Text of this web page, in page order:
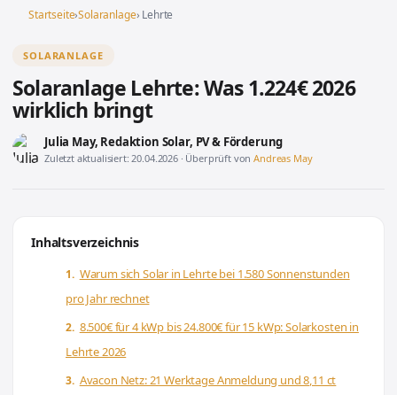
Startseite›Solaranlage› Lehrte
SOLARANLAGE
Solaranlage Lehrte: Was 1.224€ 2026
wirklich bringt
Julia May, Redaktion Solar, PV & Förderung
Zuletzt aktualisiert: 20.04.2026 · Überprüft vonAndreas May
Inhaltsverzeichnis
Warum sich Solar in Lehrte bei 1.580 Sonnenstunden
pro Jahr rechnet
8.500€ für 4 kWp bis 24.800€ für 15 kWp: Solarkosten in
Lehrte 2026
Avacon Netz: 21 Werktage Anmeldung und 8,11 ct